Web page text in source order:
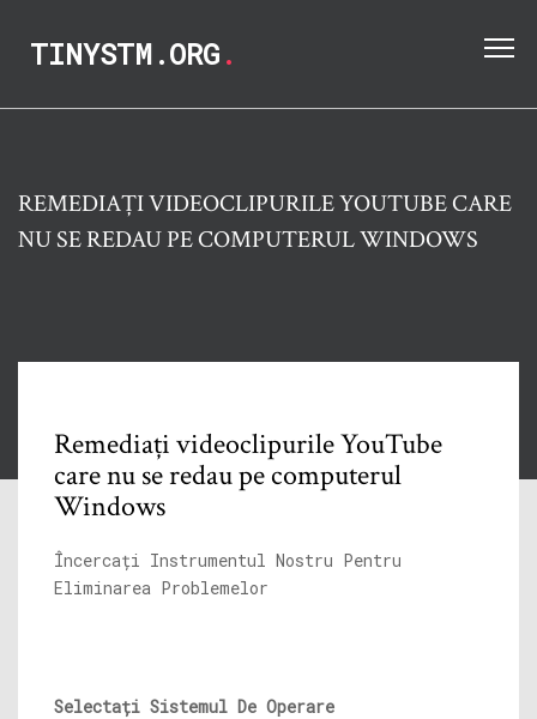
TINYSTM.ORG.
REMEDIAȚI VIDEOCLIPURILE YOUTUBE CARE
NU SE REDAU PE COMPUTERUL WINDOWS
Remediați videoclipurile YouTube
care nu se redau pe computerul
Windows
Încercați Instrumentul Nostru Pentru
Eliminarea Problemelor
Selectați Sistemul De Operare